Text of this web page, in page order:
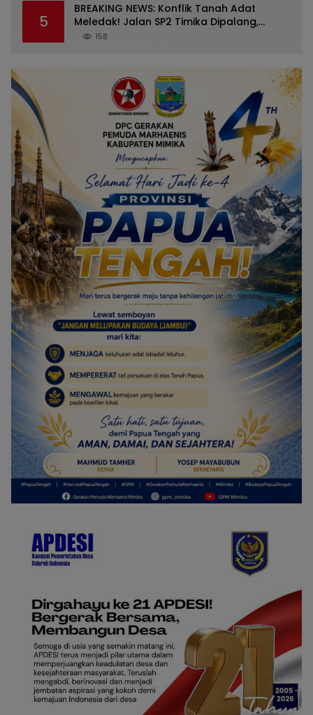
5
BREAKING NEWS: Konflik Tanah Adat
Meledak! Jalan SP2 Timika Dipalang,
Pemilik Hak Ulayat Minta Sertifikat
158